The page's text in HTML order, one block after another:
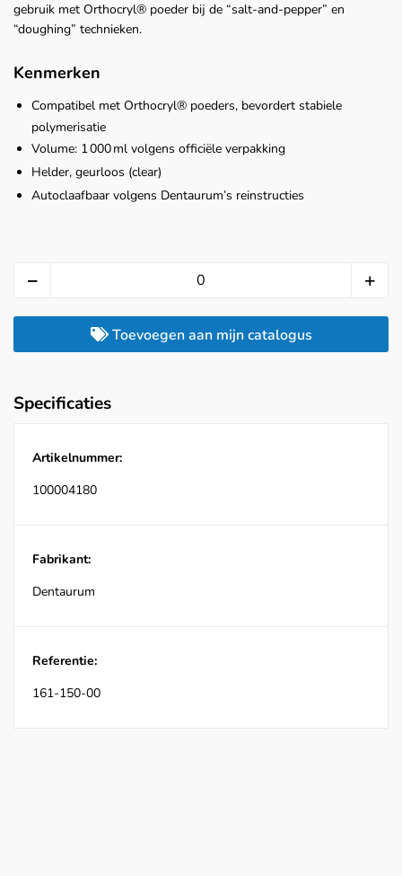
gebruik met Orthocryl® poeder bij de “salt‑and‑pepper” en
“doughing” technieken.
Kenmerken
Compatibel met Orthocryl® poeders, bevordert stabiele
polymerisatie
Volume: 1 000 ml volgens officiële verpakking
Helder, geurloos (clear)
Autoclaafbaar volgens Dentaurum’s reinstructies
Toevoegen aan mijn catalogus
Specificaties
Artikelnummer:
100004180
Fabrikant:
Dentaurum
Referentie:
161-150-00